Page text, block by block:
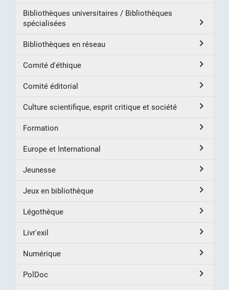
Bibliothèques universitaires / Bibliothèques
spécialisées
Bibliothèques en réseau
Comité d'éthique
Comité éditorial
Culture scientifique, esprit critique et société
Formation
Europe et International
Jeunesse
Jeux en bibliothèque
Légothèque
Livr'exil
Numérique
PolDoc